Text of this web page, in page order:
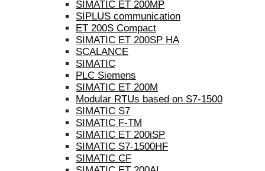
SIMATIC ET 200MP
SIPLUS communication
ET 200S Compact
SIMATIC ET 200SP HA
SCALANCE
SIMATIC
PLC Siemens
SIMATIC ET 200M
Modular RTUs based on S7-1500
SIMATIC S7
SIMATIC F-TM
SIMATIC ET 200iSP
SIMATIC S7-1500HF
SIMATIC CF